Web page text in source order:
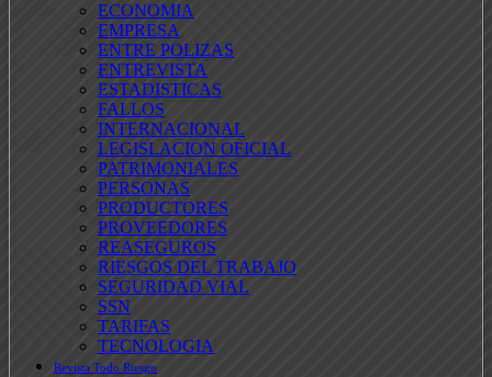
ECONOMIA
EMPRESA
ENTRE POLIZAS
ENTREVISTA
ESTADISTICAS
FALLOS
INTERNACIONAL
LEGISLACION OFICIAL
PATRIMONIALES
PERSONAS
PRODUCTORES
PROVEEDORES
REASEGUROS
RIESGOS DEL TRABAJO
SEGURIDAD VIAL
SSN
TARIFAS
TECNOLOGIA
Revista Todo Riesgo